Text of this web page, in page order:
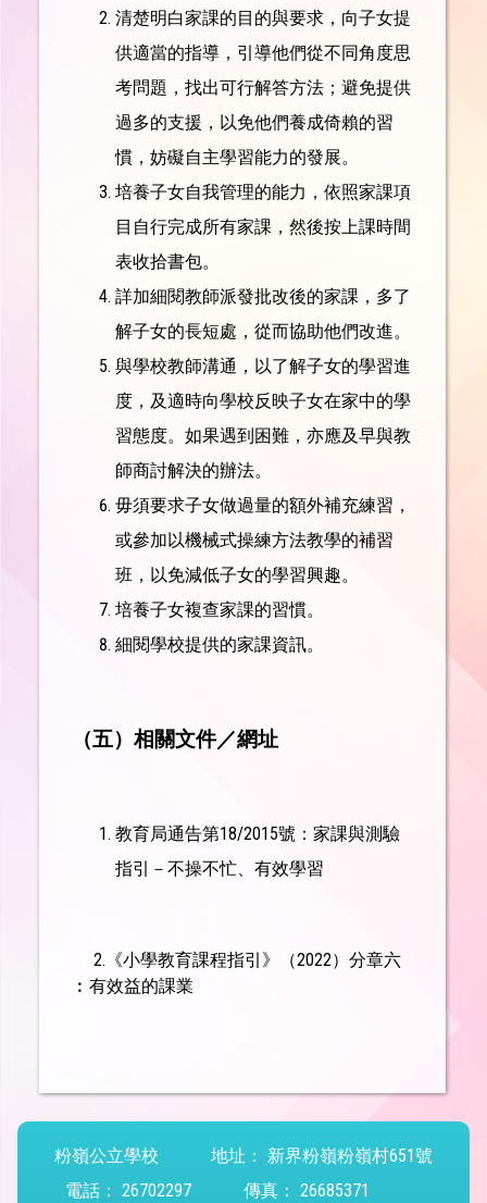
清楚明白家課的目的與要求，向子女提
供適當的指導，引導他們從不同角度思
考問題，找出可行解答方法；避免提供
過多的支援，以免他們養成倚賴的習
慣，妨礙自主學習能力的發展。
培養子女自我管理的能力，依照家課項
目自行完成所有家課，然後按上課時間
表收拾書包。
詳加細閱教師派發批改後的家課，多了
解子女的長短處，從而協助他們改進。
與學校教師溝通，以了解子女的學習進
度，及適時向學校反映子女在家中的學
習態度。如果遇到困難，亦應及早與教
師商討解決的辦法。
毋須要求子女做過量的額外補充練習，
或參加以機械式操練方法教學的補習
班，以免減低子女的學習興趣。
培養子女複查家課的習慣。
細閱學校提供的家課資訊。
（五）相關文件／網址
教育局通告第18/2015號：家課與測驗
指引－不操不忙、有效學習
2. 《小學教育課程指引》（2022）分章六
︰有效益的課業
粉嶺公立學校 地址：
新界粉嶺粉嶺村651號
電話： 26702297 傳真： 26685371